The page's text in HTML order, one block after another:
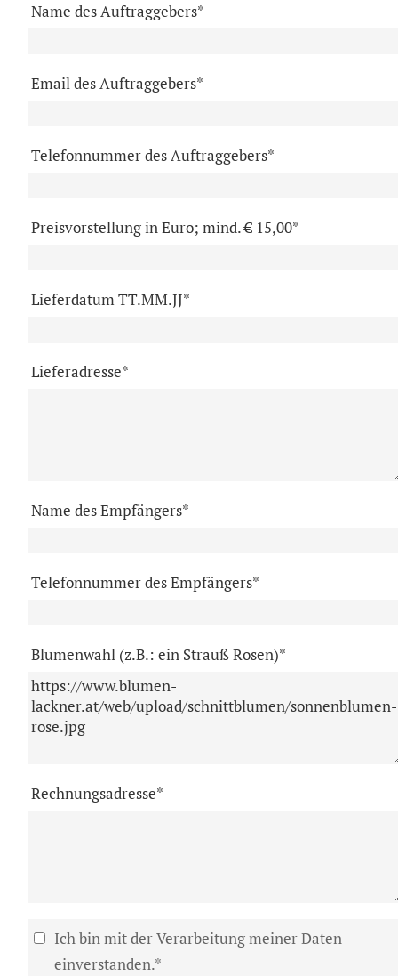
Name des Auftraggebers*
Email des Auftraggebers*
Telefonnummer des Auftraggebers*
Preisvorstellung in Euro; mind. € 15,00*
Lieferdatum TT.MM.JJ*
Lieferadresse*
Name des Empfängers*
Telefonnummer des Empfängers*
Blumenwahl (z.B.: ein Strauß Rosen)*
Rechnungsadresse*
Ich bin mit der Verarbeitung meiner Daten
einverstanden.*